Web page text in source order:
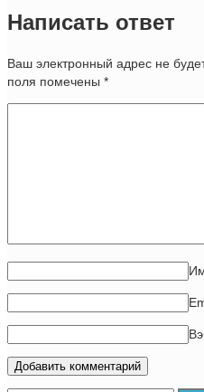
Написать ответ
Ваш электронный адрес не
поля помечены *